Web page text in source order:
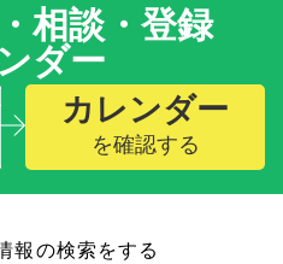
相談・登録
ダー
カレンダー
を確認する
報の検索をする